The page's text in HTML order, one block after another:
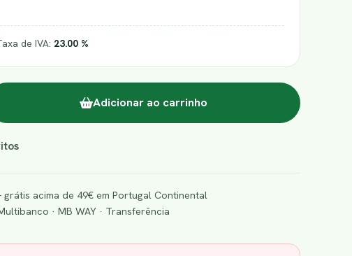
de IVA: 23.00 %
Adicionar ao carrinho
acima de 49€ em Portugal Continental
· MB WAY · Transferência